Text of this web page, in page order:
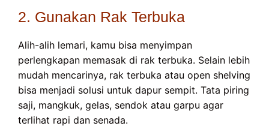
2. Gunakan Rak Terbuka
Alih-alih lemari, kamu bisa menyimpan
perlengkapan memasak di rak terbuka. Selain lebih
mudah mencarinya, rak terbuka atau open shelving
bisa menjadi solusi untuk dapur sempit. Tata piring
saji, mangkuk, gelas, sendok atau garpu agar
terlihat rapi dan senada.